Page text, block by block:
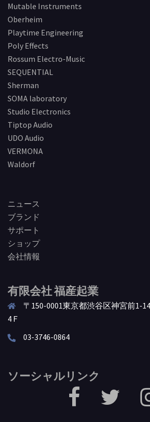
Mutable Instruments
Oberheim
Playtime Engineering
Poly Effects
Rossum Electro-Music
SEQUENTIAL
Sherman
SOMA laboratory
Studio Electronics
Tiptop Audio
UDO Audio
VERMONA
Waldorf
ニュース
ブランド
サポート
ショップ
会社情報
有限会社 福産起業
〒150-0001東京都渋谷区神宮前1-
4Ｆ
03-3746-0864
ソーシャルリンク
facebook Twitter